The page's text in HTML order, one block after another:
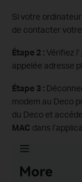
Si votre
de contacter
Étape 2 :Vérifiez l’
appelée adresse
Étape 3 :
modem au Deco
du Deco et
MAC dans